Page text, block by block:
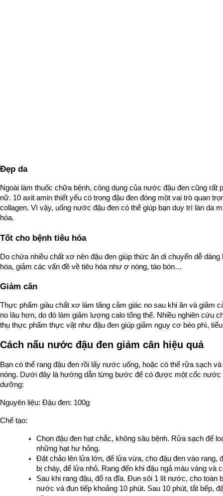
Đẹp da
Ngoài làm thuốc chữa bệnh, công dụng của nước đậu đen cũng rất
nữ. 10 axit amin thiết yếu có trong đậu đen đóng một vai trò quan
collagen. Vì vậy, uống nước đậu đen có thể giúp bạn duy trì làn da
hóa.
Tốt cho bệnh tiêu hóa
Do chứa nhiều chất xơ nên đậu đen giúp thức ăn di chuyển dễ dàng
hóa, giảm các vấn đề về tiêu hóa như ợ nóng, táo bón…
Giảm cân
Thực phẩm giàu chất xơ làm tăng cảm giác no sau khi ăn và giảm
no lâu hơn, do đó làm giảm lượng calo tổng thể. Nhiều nghiên cứu
thụ thực phẩm thực vật như đậu đen giúp giảm nguy cơ béo phì,
Cách nấu nước đậu đen giảm cân hiệu quả
Bạn có thể rang đậu đen rồi lấy nước uống, hoặc có thể rửa sạch
nóng. Dưới đây là hướng dẫn từng bước để có được một cốc nước
dưỡng:
Nguyên liệu: Đậu đen: 100g
Chế tạo:
Chọn đậu đen hạt chắc, không sâu bệnh. Rửa sạch để
những hạt hư hỏng.
Đặt chảo lên lửa lớn, để lửa vừa, cho đậu đen vào rang,
bị cháy, để lửa nhỏ. Rang đến khi đậu ngả màu vàng và
Sau khi rang đậu, đổ ra đĩa. Đun sôi 1 lít nước, cho toàn
nước và đun tiếp khoảng 10 phút. Sau 10 phút, tắt bếp,